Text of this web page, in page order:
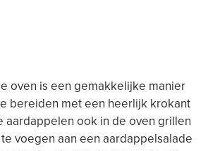
oven is een gemakkelijke manier
bereiden met een heerlijk krokant
aardappelen ook in de oven grillen
voegen aan een aardappelsalade